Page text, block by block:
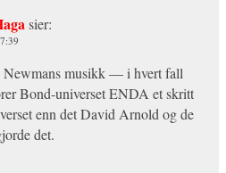
sier:
Newmans musikk — i hvert fall
Bond-universet ENDA et skritt
enn det David Arnold og de
det.